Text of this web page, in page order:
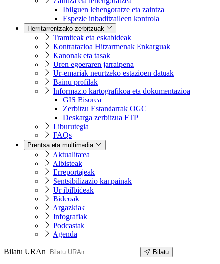
Ibilguen lehengoratze eta zaintza
Espezie inbaditzaileen kontrola
Herritarrentzako zerbitzuak
Tramiteak eta eskabideak
Kontratazioa Hitzarmenak Enkarguak
Kanonak eta tasak
Uren egoeraren jarraipena
Ur-emariak neurtzeko estazioen datuak
Bainu profilak
Informazio kartografikoa eta dokumentazioa
GIS Bisorea
Zerbitzu Estandarrak OGC
Deskarga zerbitzua FTP
Liburutegia
FAQs
Prentsa eta multimedia
Aktualitatea
Albisteak
Erreportajeak
Sentsibilizazio kanpainak
Ur ibilbideak
Bideoak
Argazkiak
Infografiak
Podcastak
Agenda
Bilatu URAn Bilatu